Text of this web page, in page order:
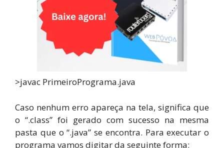
>javac PrimeiroPrograma.java
Caso nenhum erro apareça na tela, significa que
o “.class” foi gerado com sucesso na mesma
pasta que o “.java” se encontra. Para executar o
programa vamos digitar da seguinte forma: